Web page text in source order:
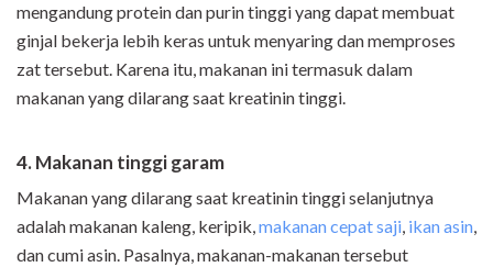
mengandung protein dan purin tinggi yang dapat membuat
ginjal bekerja lebih keras untuk menyaring dan memproses
zat tersebut. Karena itu, makanan ini termasuk dalam
makanan yang dilarang saat kreatinin tinggi.
4. Makanan tinggi garam
Makanan yang dilarang saat kreatinin tinggi selanjutnya
adalah makanan kaleng, keripik,makanan cepat saji, ikan asin,
dan cumi asin. Pasalnya, makanan-makanan tersebut